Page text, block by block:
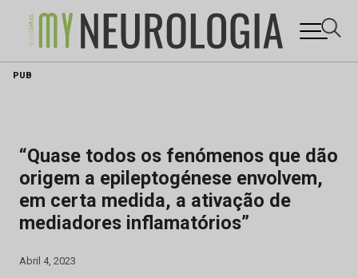
Skip
PUB
“Quase todos os fenómenos que dão
origem a epileptogénese envolvem,
em certa medida, a ativação de
mediadores inflamatórios”
Abril 4, 2023